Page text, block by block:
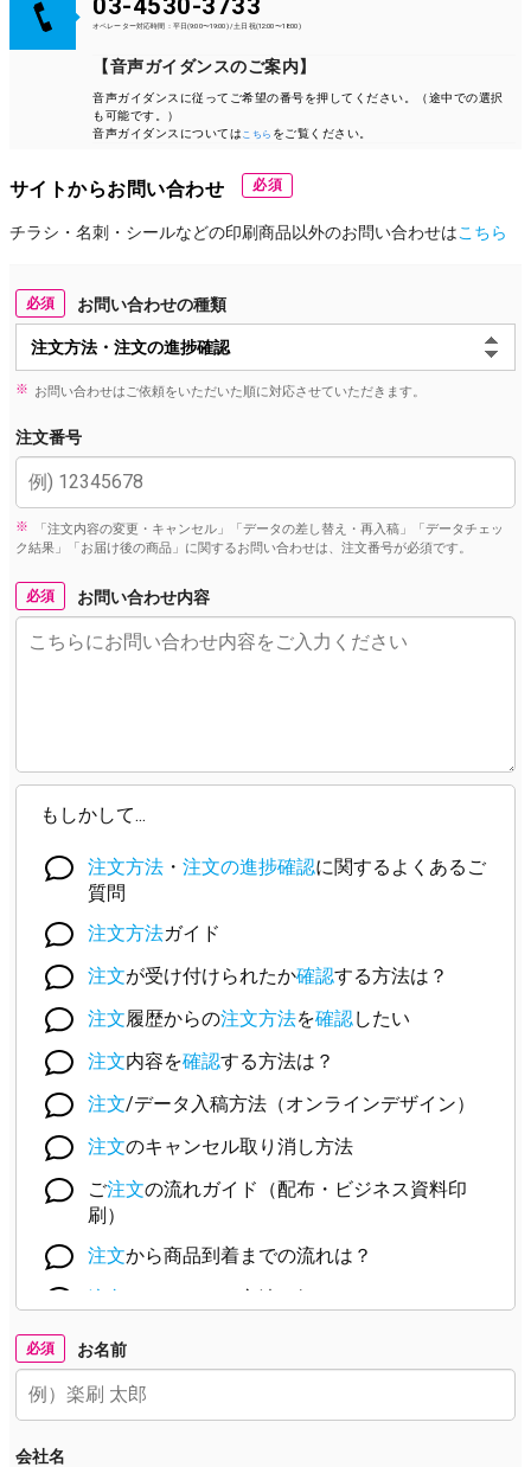
03-4530-3733
オペレーター対応時間：平日(9:00〜19:00) / 土日祝(12:00〜18:00)
【音声ガイダンスのご案内】
音声ガイダンスに従ってご希望の番号を押してください。（途中での選択
も可能です。）
音声ガイダンスについては こちら をご覧ください。
サイトからお問い合わせ 必須
チラシ・名刺・シールなどの印刷商品以外のお問い合わせはこちら
必須 お問い合わせの種類
お問い合わせはご依頼をいただいた順に対応させていただきます。
注文番号
「注文内容の変更・キャンセル」「データの差し替え・再入稿」「データチェッ
ク結果」「お届け後の商品」に関するお問い合わせは、注文番号が必須です。
必須 お問い合わせ内容
必須 お名前
会社名